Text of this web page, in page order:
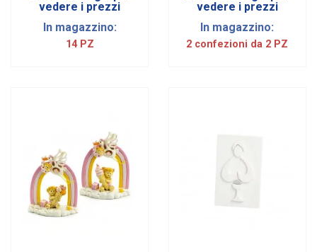
SCATOLA
vedere i prezzi
In magazzino:
14 PZ
vedere i prezzi
In magazzino:
2 confezioni da 2 PZ